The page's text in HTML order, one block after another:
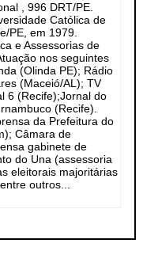
, 996 DRT/PE.
Católica de
PE, em 1979.
e Assessorias de
nos seguintes
(Olinda PE); Rádio
(Maceió/AL); TV
6 (Recife);Jornal do
(Recife).
da Prefeitura do
Câmara de
gabinete de
do Una (assessoria
eleitorais majoritárias
outros...